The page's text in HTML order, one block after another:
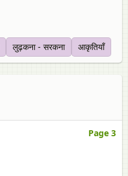
लुढ़कना - सरकना आकृतियाँ
Page 3